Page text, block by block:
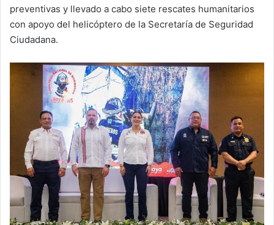
preventivas y llevado a cabo siete rescates humanitarios
con apoyo del helicóptero de la Secretaría de Seguridad
Ciudadana.